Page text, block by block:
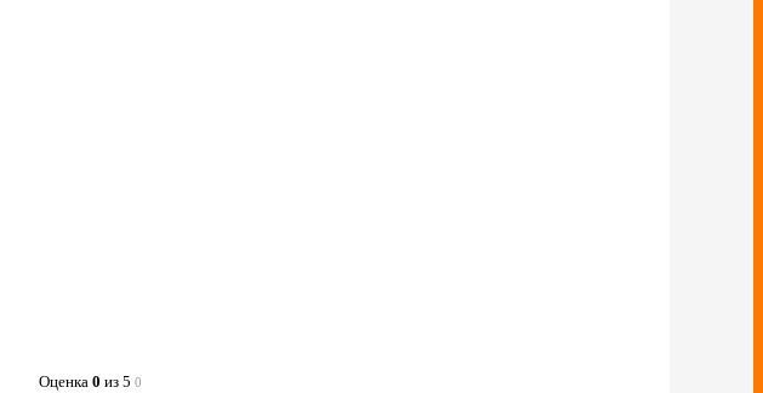
Оценка 0 из 5 0